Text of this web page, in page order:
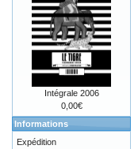
Intégrale 2006
0,00€
Informations
Expédition